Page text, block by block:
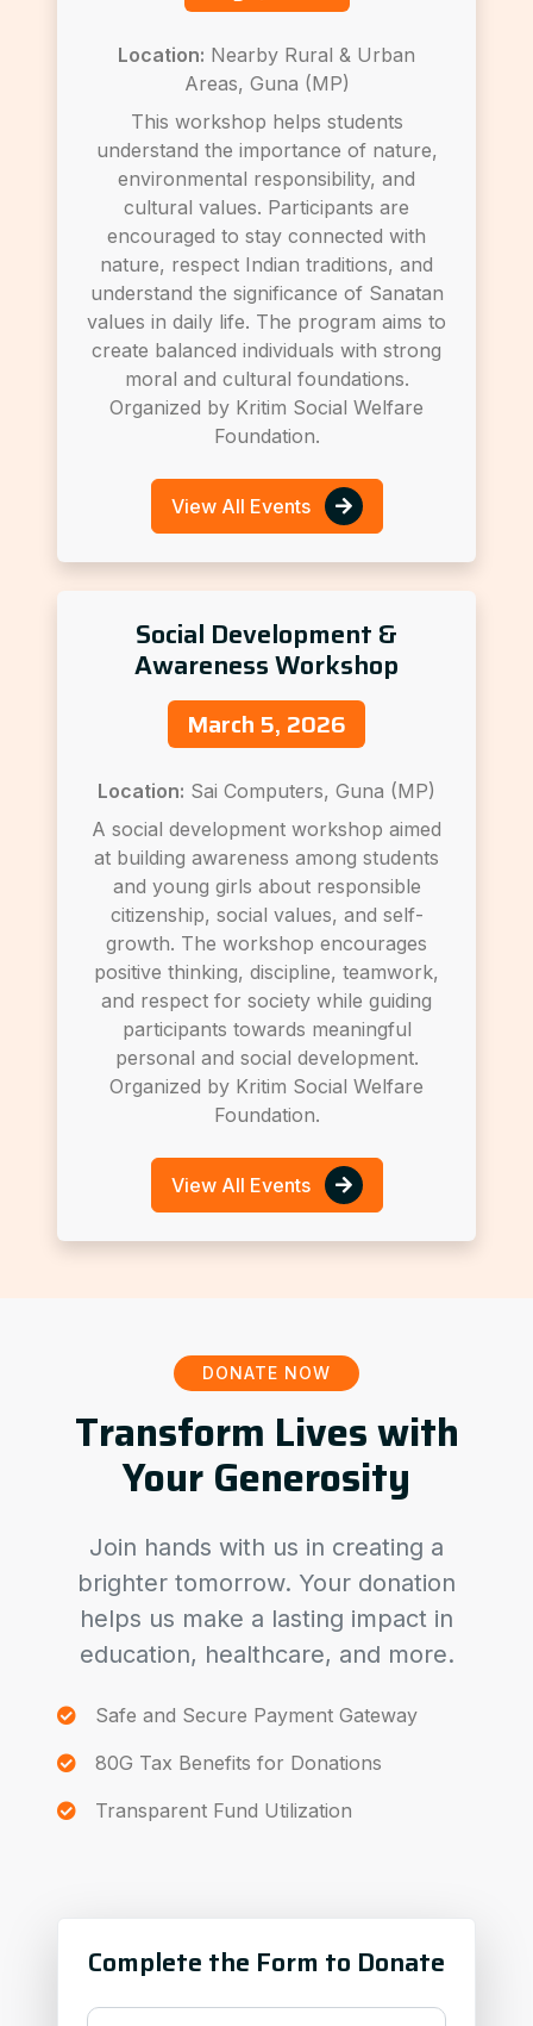
Location: Nearby Rural & Urban
Areas, Guna (MP)
This workshop helps students
understand the importance of nature,
environmental responsibility, and
cultural values. Participants are
encouraged to stay connected with
nature, respect Indian traditions, and
understand the significance of Sanatan
values in daily life. The program aims to
create balanced individuals with strong
moral and cultural foundations.
Organized by Kritim Social Welfare
Foundation.
View All Events
Social Development &
Awareness Workshop
March 5, 2026
Location: Sai Computers, Guna (MP)
A social development workshop aimed
at building awareness among students
and young girls about responsible
citizenship, social values, and self-
growth. The workshop encourages
positive thinking, discipline, teamwork,
and respect for society while guiding
participants towards meaningful
personal and social development.
Organized by Kritim Social Welfare
Foundation.
View All Events
DONATE NOW
Transform Lives with
Your Generosity
Join hands with us in creating a
brighter tomorrow. Your donation
helps us make a lasting impact in
education, healthcare, and more.
Safe and Secure Payment Gateway
80G Tax Benefits for Donations
Transparent Fund Utilization
Complete the Form to Donate